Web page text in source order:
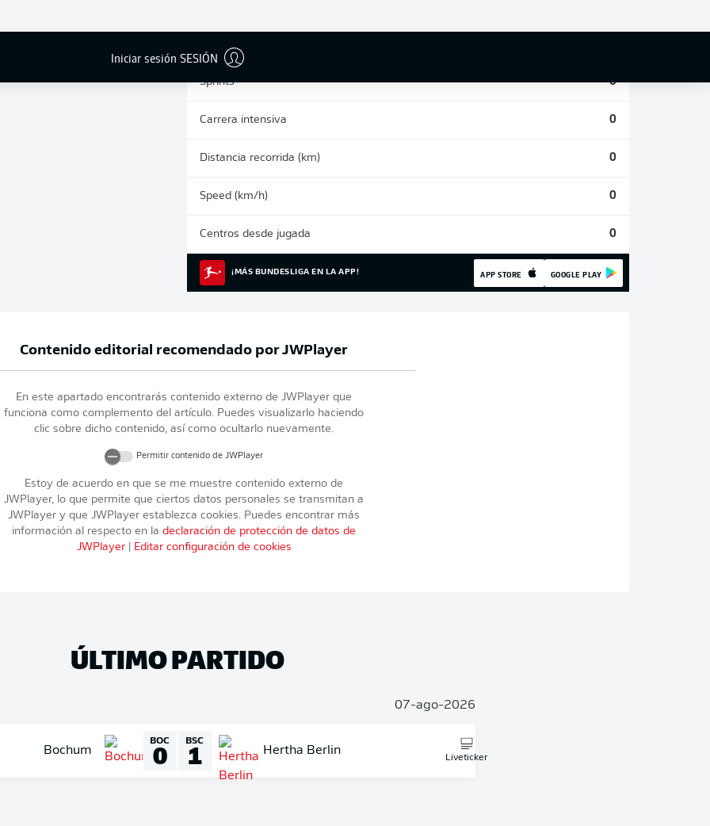
Iniciar sesión SESIÓN
Sprints 0
Carrera intensiva 0
Distancia recorrida (km) 0
Speed (km/h) 0
Centros desde jugada 0
¡MÁS BUNDESLIGA EN LA APP! APP STORE GOOGLE PLAY
Contenido editorial recomendado porJWPlayer
En este apartado encontrarás contenido externo de JWPlayer que
funciona como complemento del artículo. Puedes visualizarlo haciendo
clic sobre dicho contenido, así como ocultarlo nuevamente.
Permitir contenido de JWPlayer
Estoy de acuerdo en que se me muestre contenido externo de
JWPlayer, lo que permite que ciertos datos personales se transmitan a
JWPlayer y que JWPlayer establezca cookies. Puedes encontrar más
información al respecto en la declaración de protección de datos de
JWPlayer| Editar configuración de cookies
ÚLTIMO PARTIDO
07-ago-2026
Bochum
BOC
0 BSC
1 Hertha Berlin
Liveticker